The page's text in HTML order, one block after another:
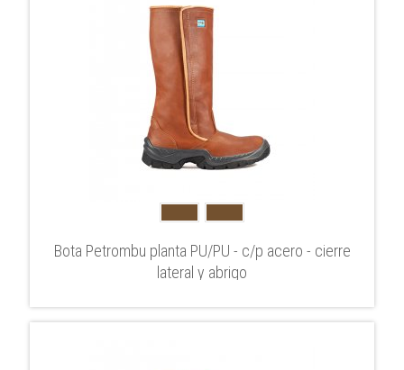
Bota Petrombu planta PU/PU - c/p acero - cierre
lateral y abrigo